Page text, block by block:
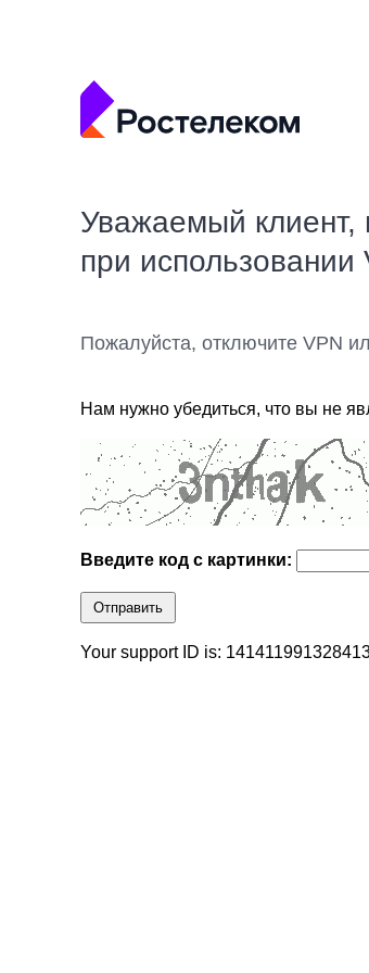
Уважаемый клиент,
при использовании
Пожалуйста, отключите VPN
Нам нужно убедиться, что вы не
Введите код с картинки:
Отправить
Your support ID is: